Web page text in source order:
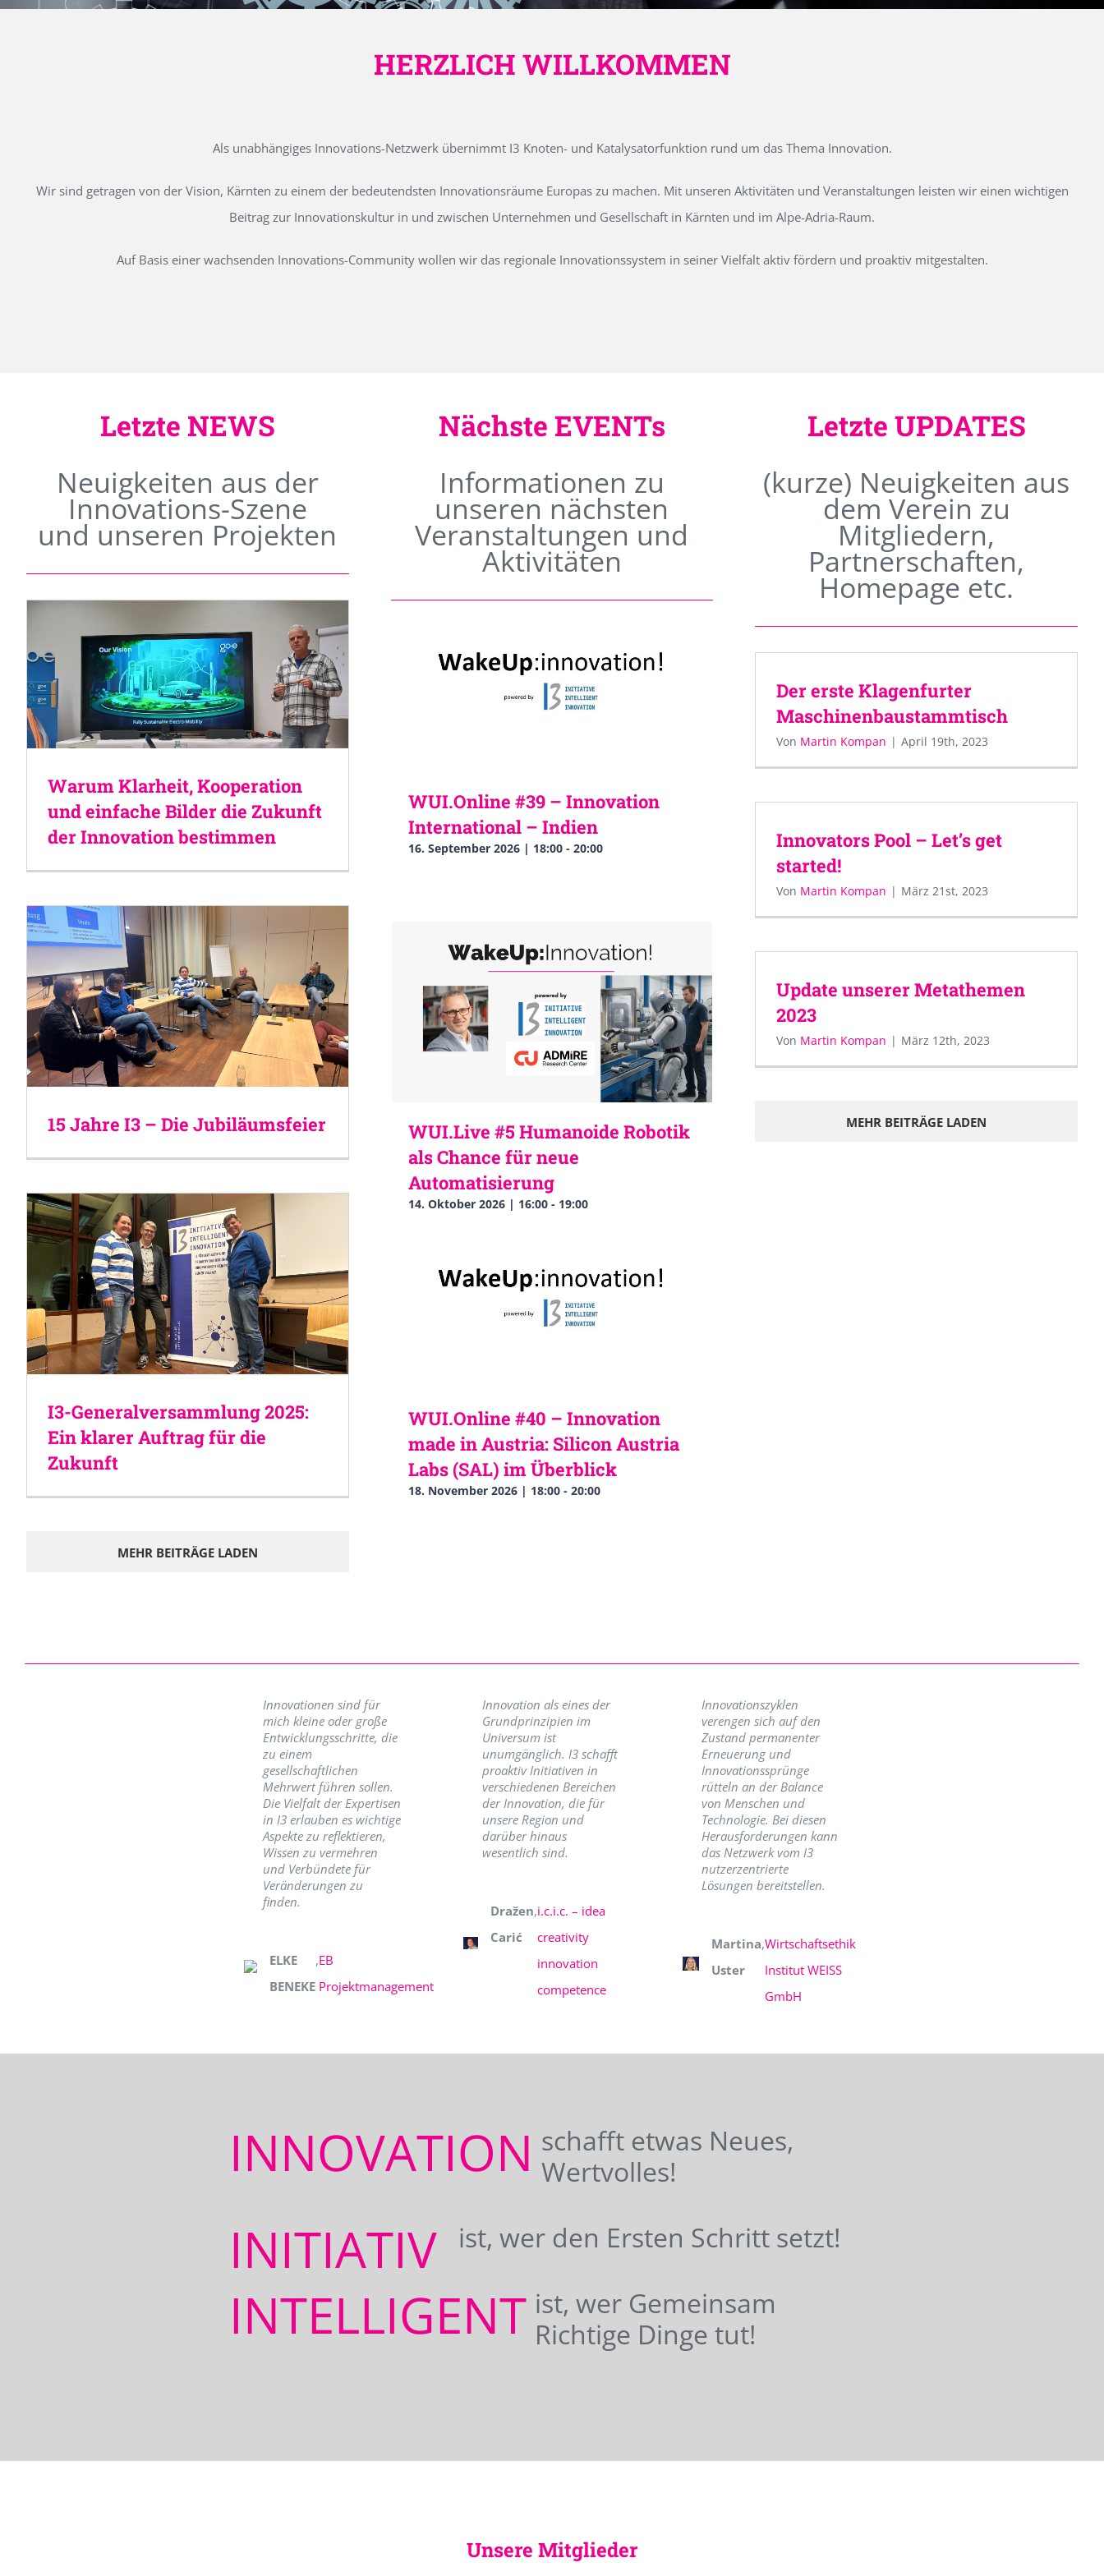
HERZLICH WILLKOMMEN
Als unabhängiges Innovations-Netzwerk übernimmt I3 Knoten- und Katalysatorfunktion rund um das Thema Innovation.
Wir sind getragen von der Vision, Kärnten zu einem der bedeutendsten Innovationsräume Europas zu machen. Mit unseren Aktivitäten und Veranstaltungen leisten wir einen wichtigen
Beitrag zur Innovationskultur in und zwischen Unternehmen und Gesellschaft in Kärnten und im Alpe-Adria-Raum.
Auf Basis einer wachsenden Innovations-Community wollen wir das regionale Innovationssystem in seiner Vielfalt aktiv fördern und proaktiv mitgestalten.
Letzte NEWS
Neuigkeiten aus der
Innovations-Szene
und unseren Projekten
Warum Klarheit, Kooperation
und einfache Bilder die Zukunft
der Innovation bestimmen
15 Jahre I3 – Die Jubiläumsfeier
I3-Generalversammlung 2025:
Ein klarer Auftrag für die
Zukunft
MEHR BEITRÄGE LADEN
Nächste EVENTs
Informationen zu
unseren nächsten
Veranstaltungen und
Aktivitäten
WUI.Online #39 – Innovation
International – Indien
16. September 2026 | 18:00- 20:00
WUI.Live #5 Humanoide Robotik
als Chance für neue
Automatisierung
14. Oktober 2026 | 16:00- 19:00
WUI.Online #40 – Innovation
made in Austria: Silicon Austria
Labs (SAL) im Überblick
18. November 2026 | 18:00- 20:00
Letzte UPDATES
(kurze) Neuigkeiten aus
dem Verein zu
Mitgliedern,
Partnerschaften,
Homepage etc.
Der erste Klagenfurter
Maschinenbaustammtisch
Von Martin Kompan | April 19th, 2023
Innovators Pool – Let’s get
started!
Von Martin Kompan | März 21st, 2023
Update unserer Metathemen
2023
Von Martin Kompan | März 12th, 2023
MEHR BEITRÄGE LADEN
Innovationen sind für
mich kleine oder große
Entwicklungsschritte, die
zu einem
gesellschaftlichen
Mehrwert führen sollen.
Die Vielfalt der Expertisen
in I3 erlauben es wichtige
Aspekte zu reflektieren,
Wissen zu vermehren
und Verbündete für
Veränderungen zu
finden.
ELKE
BENEKE
,EB
Projektmanagement
Innovation als eines der
Grundprinzipien im
Universum ist
unumgänglich. I3 schafft
proaktiv Initiativen in
verschiedenen Bereichen
der Innovation, die für
unsere Region und
darüber hinaus
wesentlich sind.
Dražen
Carić
,i.c.i.c. – idea
creativity
innovation
competence
Innovationszyklen
verengen sich auf den
Zustand permanenter
Erneuerung und
Innovationssprünge
rütteln an der Balance
von Menschen und
Technologie. Bei diesen
Herausforderungen kann
das Netzwerk vom I3
nutzerzentrierte
Lösungen bereitstellen.
Martina
Uster
,Wirtschaftsethik
Institut WEISS
GmbH
INNOVATION schafft etwas Neues,
Wertvolles!
INITIATIV ist, wer den Ersten Schritt setzt!
INTELLIGENT ist, wer Gemeinsam
Richtige Dinge tut!
Unsere Mitglieder